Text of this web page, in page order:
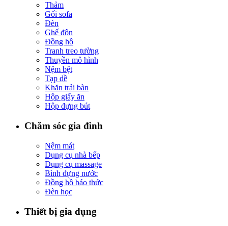
Thảm
Gối sofa
Đèn
Ghế đôn
Đồng hồ
Tranh treo tường
Thuyền mô hình
Nệm bệt
Tạp dề
Khăn trải bàn
Hộp giấy ăn
Hộp đựng bút
Chăm sóc gia đình
Nệm mát
Dụng cụ nhà bếp
Dụng cụ massage
Bình đựng nước
Đồng hồ báo thức
Đèn học
Thiết bị gia dụng